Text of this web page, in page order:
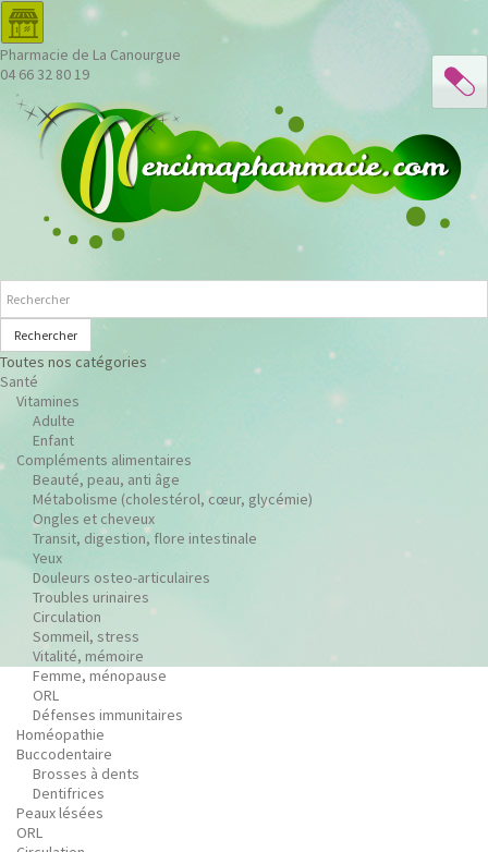
Pharmacie de La Canourgue
04 66 32 80 19
Rechercher
Toutes nos catégories
Santé
Vitamines
Adulte
Enfant
Compléments alimentaires
Beauté, peau, anti âge
Métabolisme (cholestérol, cœur, glycémie)
Ongles et cheveux
Transit, digestion, flore intestinale
Yeux
Douleurs osteo-articulaires
Troubles urinaires
Circulation
Sommeil, stress
Vitalité, mémoire
Femme, ménopause
ORL
Défenses immunitaires
Homéopathie
Buccodentaire
Brosses à dents
Dentifrices
Peaux lésées
ORL